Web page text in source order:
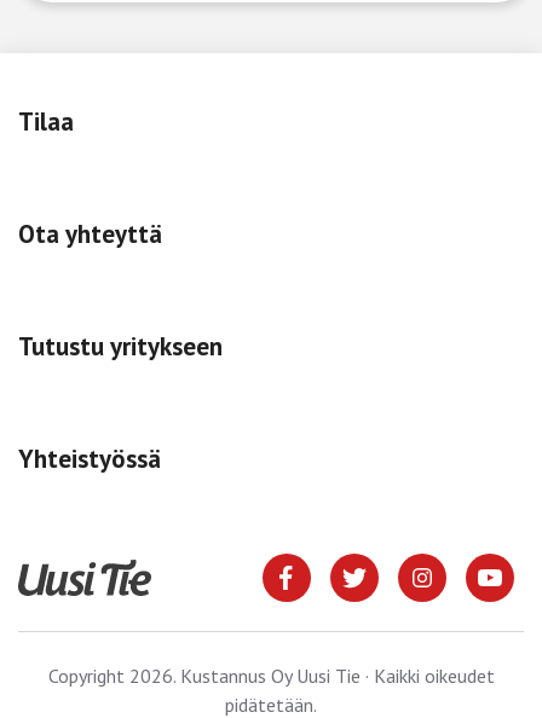
Tilaa
Ota yhteyttä
Tutustu yritykseen
Yhteistyössä
Copyright 2026. Kustannus Oy Uusi Tie · Kaikki oikeudet
pidätetään.